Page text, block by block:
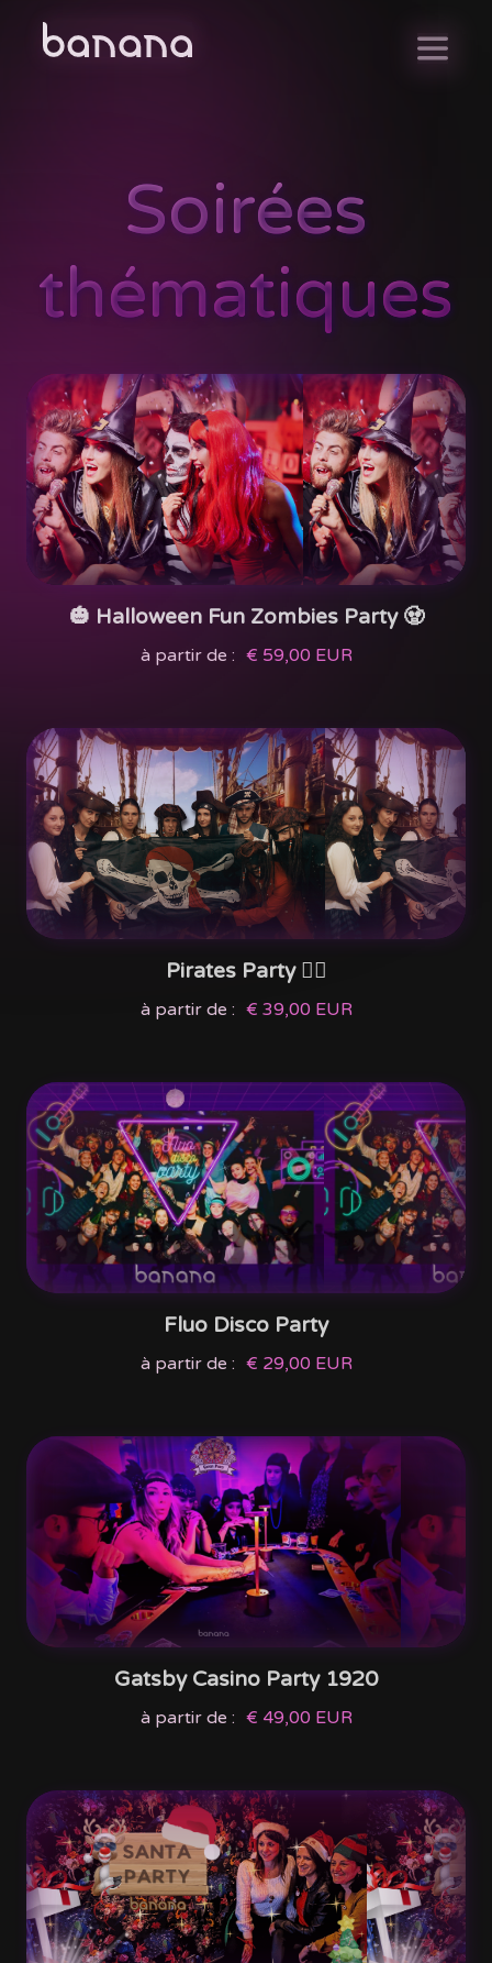
Soirées
thématiques
🎃 Halloween Fun Zombies Party 🧟
à partir de : € 59,00 EUR
Pirates Party 🏴‍☠️
à partir de : € 39,00 EUR
Fluo Disco Party
à partir de : € 29,00 EUR
Gatsby Casino Party 1920
à partir de : € 49,00 EUR